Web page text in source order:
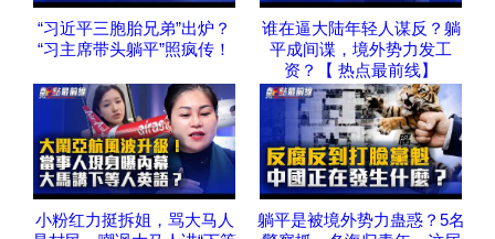
“习近平三胞胎兄弟”出炉？
“习主席带头躺平”照疯传！
谁在逼大陆年轻人谋反？躺
平成间谍，境外势力发工
资？【 热点最前线】
小粉红力挺拆姐，骂大马人
躺平是被境外势力蛊惑？5名